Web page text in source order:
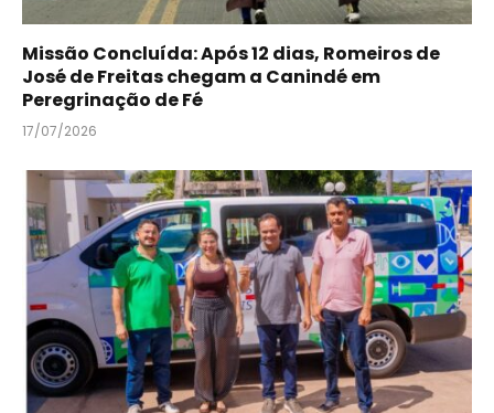
Missão Concluída: Após 12 dias, Romeiros de
José de Freitas chegam a Canindé em
Peregrinação de Fé
17/07/2026